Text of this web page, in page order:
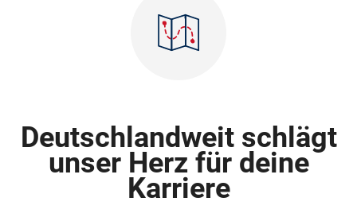
Deutschlandweit schlägt
unser Herz für deine
Karriere